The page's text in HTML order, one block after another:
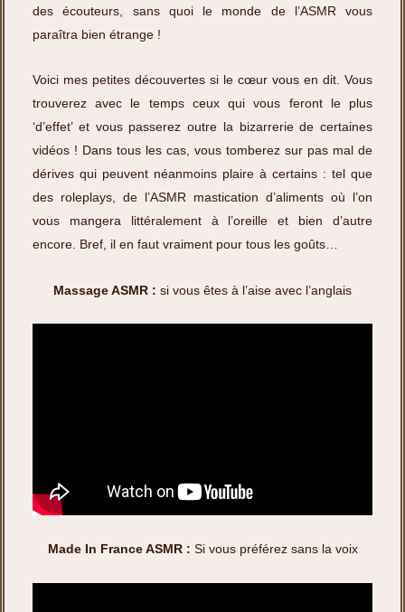
des écouteurs, sans quoi le monde de l’ASMR vous
paraîtra bien étrange !
Voici mes petites découvertes si le cœur vous en dit. Vous
trouverez avec le temps ceux qui vous feront le plus
‘d’effet’ et vous passerez outre la bizarrerie de certaines
vidéos ! Dans tous les cas, vous tomberez sur pas mal de
dérives qui peuvent néanmoins plaire à certains : tel que
des roleplays, de l’ASMR mastication d’aliments où l’on
vous mangera littéralement à l’oreille et bien d’autre
encore. Bref, il en faut vraiment pour tous les goûts…
Massage ASMR : si vous êtes à l’aise avec l’anglais
Made In France ASMR : Si vous préférez sans la voix